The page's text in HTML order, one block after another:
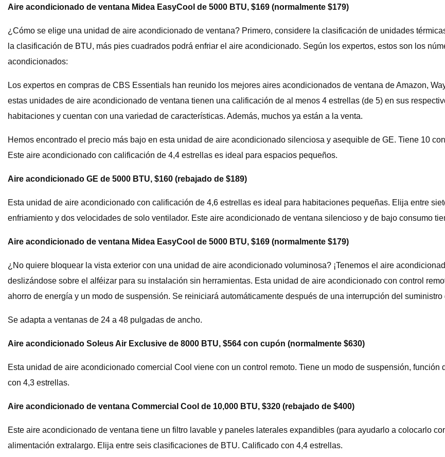
Aire acondicionado de ventana Midea EasyCool de 5000 BTU, $169 (normalmente $179)
¿Cómo se elige una unidad de aire acondicionado de ventana? Primero, considere la clasificación de unidades
la clasificación de BTU, más pies cuadrados podrá enfriar el aire acondicionado. Según los expertos, estos son los
acondicionados:
Los expertos en compras de CBS Essentials han reunido los mejores aires acondicionados de ventana de Amazon,
estas unidades de aire acondicionado de ventana tienen una calificación de al menos 4 estrellas (de 5) en sus
habitaciones y cuentan con una variedad de características. Además, muchos ya están a la venta.
Hemos encontrado el precio más bajo en esta unidad de aire acondicionado silenciosa y asequible de GE. Tiene 10
Este aire acondicionado con calificación de 4,4 estrellas es ideal para espacios pequeños.
Aire acondicionado GE de 5000 BTU, $160 (rebajado de $189)
Esta unidad de aire acondicionado con calificación de 4,6 estrellas es ideal para habitaciones pequeñas. Elija entre
enfriamiento y dos velocidades de solo ventilador. Este aire acondicionado de ventana silencioso y de bajo consumo
Aire acondicionado de ventana Midea EasyCool de 5000 BTU, $169 (normalmente $179)
¿No quiere bloquear la vista exterior con una unidad de aire acondicionado voluminosa? ¡Tenemos el aire
deslizándose sobre el alféizar para su instalación sin herramientas. Esta unidad de aire acondicionado con control
ahorro de energía y un modo de suspensión. Se reiniciará automáticamente después de una interrupción del suministro
Se adapta a ventanas de 24 a 48 pulgadas de ancho.
Aire acondicionado Soleus Air Exclusive de 8000 BTU, $564 con cupón (normalmente $630)
Esta unidad de aire acondicionado comercial Cool viene con un control remoto. Tiene un modo de suspensión,
con 4,3 estrellas.
Aire acondicionado de ventana Commercial Cool de 10,000 BTU, $320 (rebajado de $400)
Este aire acondicionado de ventana tiene un filtro lavable y paneles laterales expandibles (para ayudarlo a colocarlo
alimentación extralargo. Elija entre seis clasificaciones de BTU. Calificado con 4,4 estrellas.